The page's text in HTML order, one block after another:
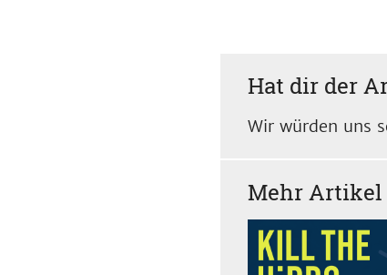
Hat dir der
Wir würden uns
Mehr Artikel